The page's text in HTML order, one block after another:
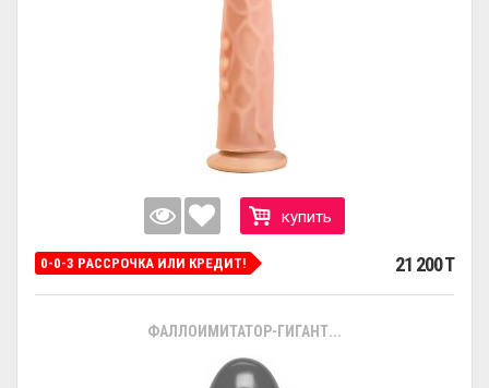
купить
0-0-3 РАССРОЧКА ИЛИ КРЕДИТ! 21 200 T
ФАЛЛОИМИТАТОР-ГИГАНТ...